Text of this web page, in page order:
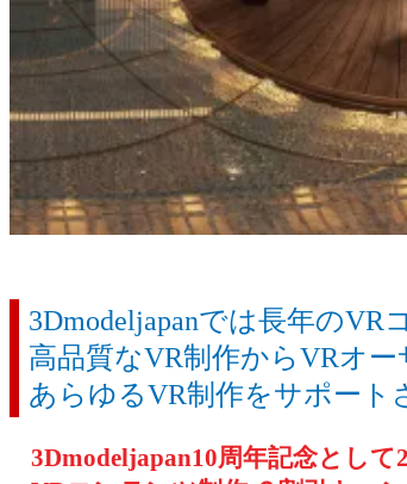
3Dmodeljapanでは長年の
高品質なVR制作からVRオ
あらゆるVR制作をサポート
3Dmodeljapan10周年記念として